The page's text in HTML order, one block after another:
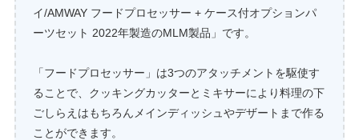
イ/AMWAY フードプロセッサー + ケース付オプションパ
ーツセット 2022年製造のMLM製品」です。
「フードプロセッサー」は3つのアタッチメントを駆使す
ることで、クッキングカッターとミキサーにより料理の下
ごしらえはもちろんメインディッシュやデザートまで作る
ことができます。